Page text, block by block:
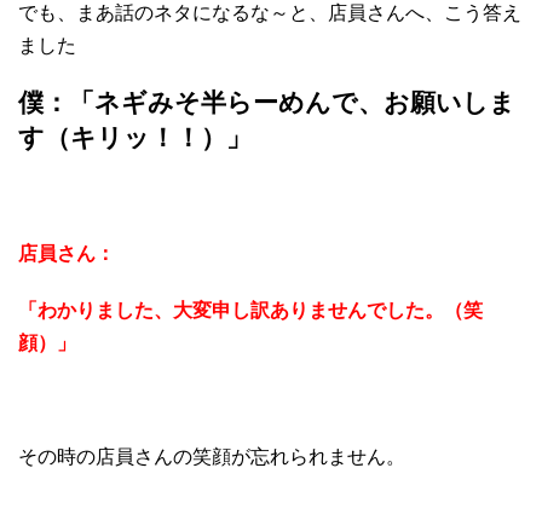
でも、まあ話のネタになるな～と、店員さんへ、こう答え
ました
僕：「ネギみそ半らーめんで、お願いしま
す（キリッ！！）」
店員さん：
「わかりました、大変申し訳ありませんでした。（笑
顔）」
その時の店員さんの笑顔が忘れられません。